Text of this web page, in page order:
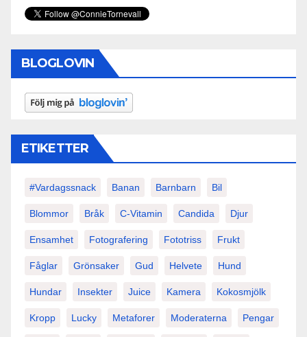
BLOGLOVIN
ETIKETTER
#vardagssnack Banan Barnbarn Bil
Blommor Bråk C-Vitamin Candida Djur
Ensamhet Fotografering Fototriss Frukt
Fåglar Grönsaker Gud Helvete Hund
Hundar Insekter Juice Kamera Kokosmjölk
Kropp Lucky Metaforer Moderaterna Pengar